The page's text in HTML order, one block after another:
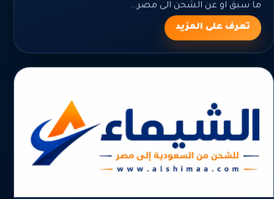
ما سبق او عن الشحن الى مصر...
تعرف على المزيد